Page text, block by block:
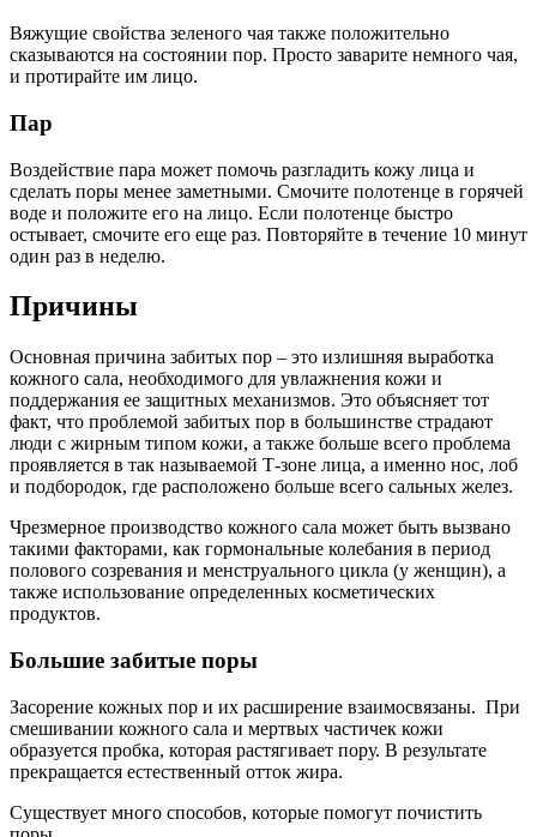
Вяжущие свойства зеленого чая также положительно
сказываются на состоянии пор. Просто заварите немного чая,
и протирайте им лицо.
Пар
Воздействие пара может помочь разгладить кожу лица и
сделать поры менее заметными. Смочите полотенце в горячей
воде и положите его на лицо. Если полотенце быстро
остывает, смочите его еще раз. Повторяйте в течение 10 минут
один раз в неделю.
Причины
Основная причина забитых пор – это излишняя выработка
кожного сала, необходимого для увлажнения кожи и
поддержания ее защитных механизмов. Это объясняет тот
факт, что проблемой забитых пор в большинстве страдают
люди с жирным типом кожи, а также больше всего проблема
проявляется в так называемой Т-зоне лица, а именно нос, лоб
и подбородок, где расположено больше всего сальных желез.
Чрезмерное производство кожного сала может быть вызвано
такими факторами, как гормональные колебания в период
полового созревания и менструального цикла (у женщин), а
также использование определенных косметических
продуктов.
Большие забитые поры
Засорение кожных пор и их расширение взаимосвязаны. При
смешивании кожного сала и мертвых частичек кожи
образуется пробка, которая растягивает пору. В результате
прекращается естественный отток жира.
Существует много способов, которые помогут почистить